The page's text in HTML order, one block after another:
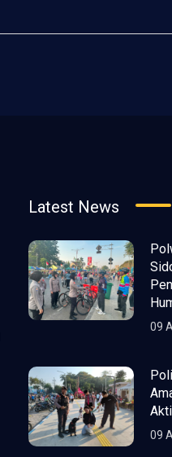
Latest News
09
09